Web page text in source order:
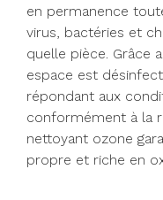
en permanence
virus, bactéries et
quelle pièce. Grâce
espace est
répondant aux
conformément à la
nettoyant ozone
propre et riche en